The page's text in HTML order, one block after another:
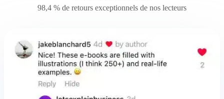
98,4 % de retours exceptionnels de nos lecteurs